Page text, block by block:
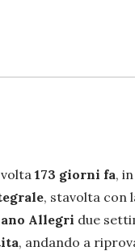
volta 173 giorni fa,
, stavolta con
Allegri due
, andando a